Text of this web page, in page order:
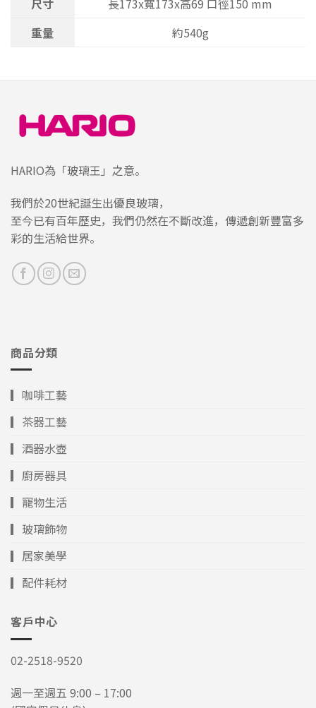
尺寸
長173x寬173x高69 口徑150 mm
重量
約540g
HARIO為「玻璃王」之意。
我們於20世紀誕生出優良玻璃，
至今已有百年歷史，我們仍然在不斷改進，傳遞創新豐富多
彩的生活給世界。
商品分類
▎咖啡工藝
▎茶器工藝
▎酒器水壺
▎廚房器具
▎寵物生活
▎玻璃飾物
▎居家美學
▎配件耗材
客戶中心
02-2518-9520
週一至週五 9:00 – 17:00